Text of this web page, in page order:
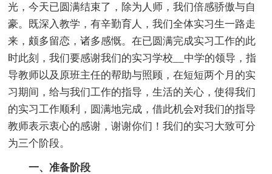
光，今天已圆满结束了，除为人师，我们倍感骄傲与自
豪。既深入教学，有辛勤育人，我们全体实习生一路走
来，颇多留恋，诸多感慨。在已圆满完成实习工作的此
时此刻，我们要感谢我们的实习学校__中学的领导，指
导教师以及原班主任的帮助与照顾，在短短两个月的实
习期间，给与我们工作的指导，生活的关心，使得我们
的实习工作顺利，圆满地完成，借此机会对我们的指导
教师表示衷心的感谢，谢谢你们！我们的实习大致可分
为三个阶段。
一、准备阶段